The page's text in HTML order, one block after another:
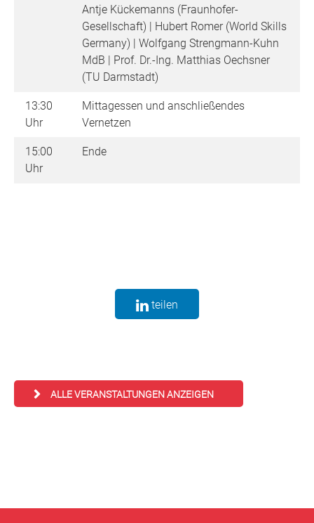
Antje Kückemanns (Fraunhofer-
Gesellschaft) | Hubert Romer (World Skills
Germany) | Wolfgang Strengmann-Kuhn
MdB | Prof. Dr.-Ing. Matthias Oechsner
(TU Darmstadt)
13:30
Uhr
Mittagessen und anschließendes
Vernetzen
15:00
Uhr
Ende
teilen
ALLE VERANSTALTUNGEN ANZEIGEN